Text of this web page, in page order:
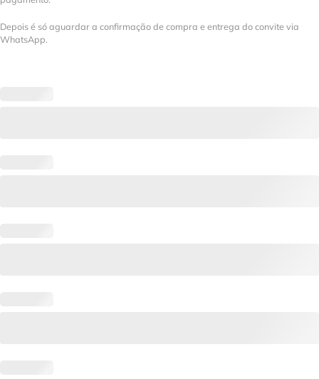
Depois é só aguardar a confirmação de compra e entrega do convite via
WhatsApp.